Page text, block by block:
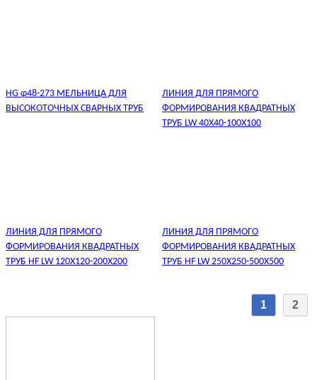
HG φ48-273 МЕЛЬНИЦА ДЛЯ
ВЫСОКОТОЧНЫХ СВАРНЫХ ТРУБ
ЛИНИЯ ДЛЯ ПРЯМОГО
ФОРМИРОВАНИЯ КВАДРАТНЫХ
ТРУБ LW 40X40-100X100
ЛИНИЯ ДЛЯ ПРЯМОГО
ФОРМИРОВАНИЯ КВАДРАТНЫХ
ТРУБ HF LW 120X120-200X200
ЛИНИЯ ДЛЯ ПРЯМОГО
ФОРМИРОВАНИЯ КВАДРАТНЫХ
ТРУБ HF LW 250X250-500X500
1 2